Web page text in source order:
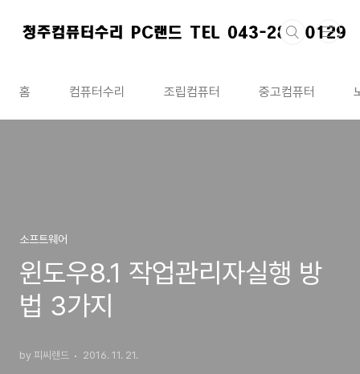
홈 컴퓨터수리 조립컴퓨터 중고컴퓨터
소프트웨어
윈도우8.1 작업관리자실행 방
법 3가지
by 피씨랜드 2016. 11. 21.